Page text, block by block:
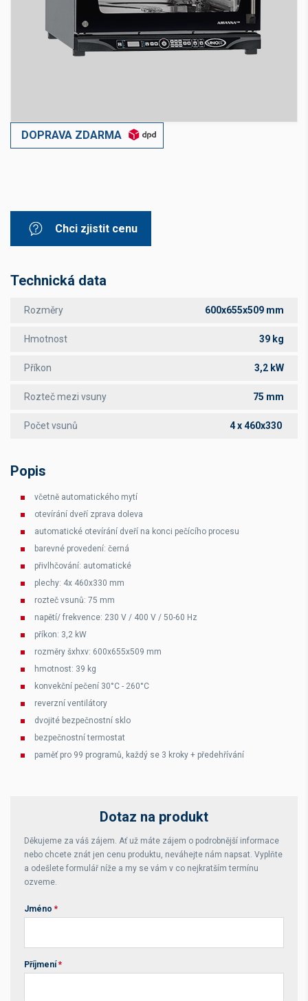
DOPRAVA ZDARMA
Chci zjistit cenu
Technická data
Rozměry 600x655x509 mm
Hmotnost 39 kg
Příkon 3,2 kW
Rozteč mezi vsuny 75 mm
Počet vsunů 4 x 460x330
Popis
včetně automatického mytí
otevírání dveří zprava doleva
automatické otevírání dveří na konci pečícího procesu
barevné provedení: černá
přivlhčování: automatické
plechy: 4x 460x330 mm
rozteč vsunů: 75 mm
napětí/ frekvence: 230 V / 400 V / 50-60 Hz
příkon: 3,2 kW
rozměry šxhxv: 600x655x509 mm
hmotnost: 39 kg
konvekční pečení 30°C - 260°C
reverzní ventilátory
dvojité bezpečnostní sklo
bezpečnostní termostat
paměť pro 99 programů, každý se 3 kroky + předehřívání
Dotaz na produkt
Děkujeme za váš zájem. Ať už máte zájem o podrobnější informace
nebo chcete znát jen cenu produktu, neváhejte nám napsat. Vyplňte
a odešlete formulář níže a my se vám v co nejkratším termínu
ozveme.
Jméno *
Příjmení *